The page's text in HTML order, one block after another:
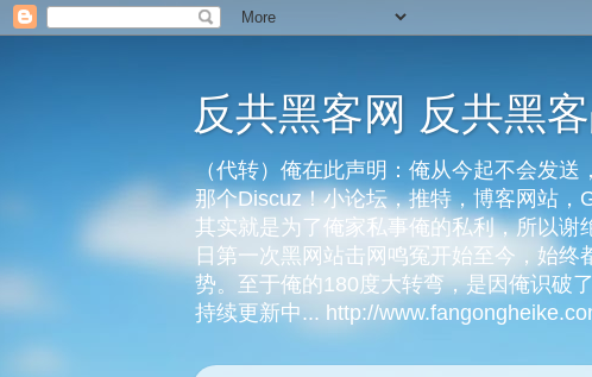
反共黑客网 反共黑
（代转）俺在此声明：俺从今起不会发
那个Discuz！小论坛，推特，博客网站
其实就是为了俺家私事俺的私利，所以
日第一次黑网站击网鸣冤开始至今，始
势。至于俺的180度大转弯，是因俺识破
持续更新中... http://